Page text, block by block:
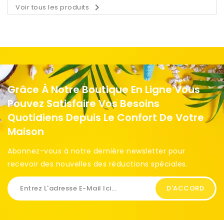
Voir tous les produits 
Grâce À Notre Boutique En Ligne Vous
Pouvez Satisfaire Vos Besoins
Quotidiens Depuis Le Confort De Votre
Maison
Abonnez-vous à notre dernière newsletter pour
recevoir des nouvelles des réductions spéciales. ​